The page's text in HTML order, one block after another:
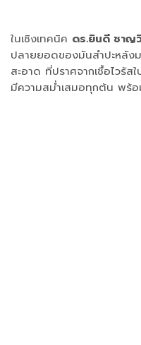
ในเชิงเทคนิค ดร.ยินดี ชาญ
ปลายยอดของมันสำปะหลัง
สะอาด ที่ปราศจากเชื้อไวรั
มีความสม่ำเสมอทุกต้น พร้อ